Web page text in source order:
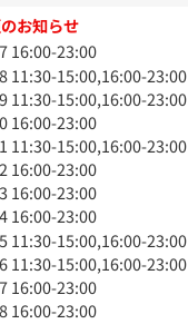
お知らせ
16:00-23:00
11:30-15:00,16:00-23:00
11:30-15:00,16:00-23:00
16:00-23:00
11:30-15:00,16:00-23:00
16:00-23:00
16:00-23:00
16:00-23:00
11:30-15:00,16:00-23:00
11:30-15:00,16:00-23:00
16:00-23:00
16:00-23:00